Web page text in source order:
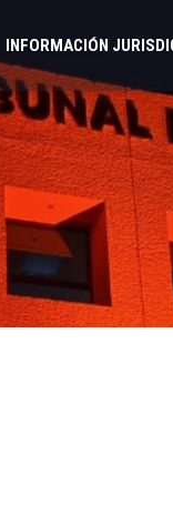
INFORMACIÓN